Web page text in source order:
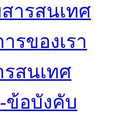
ารสนเทศ
รของเรา
สนเทศ
ข้อบังคับ